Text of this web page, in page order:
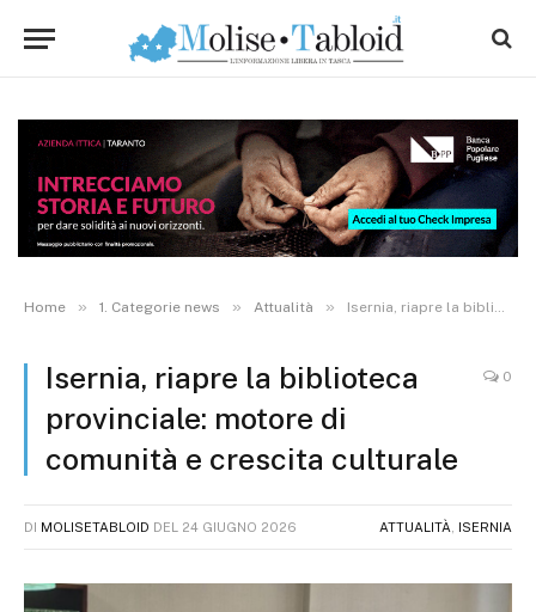
Home » 1. Categorie news » Attualità » Isernia, riapre la biblioteca provinciale: motore di comunità e crescita culturale
Isernia, riapre la biblioteca
provinciale: motore di
comunità e crescita culturale
0
DI MOLISETABLOID DEL 24 GIUGNO 2026 ATTUALITÀ ISERNIA